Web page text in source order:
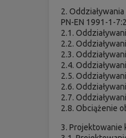
2.
PN-EN 1991-1-
2.1.
2.2.
2.3.
2.4.
2.5.
2.6.
2.7.
2.8. Obciążenie
3. Projektowanie